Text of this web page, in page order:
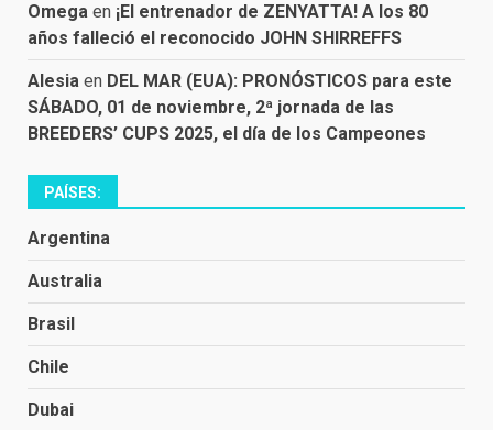
Omega en ¡El entrenador de ZENYATTA! A los 80
años falleció el reconocido JOHN SHIRREFFS
Alesia en DEL MAR (EUA): PRONÓSTICOS para este
SÁBADO, 01 de noviembre, 2ª jornada de las
BREEDERS’ CUPS 2025, el día de los Campeones
PAÍSES:
Argentina
Australia
Brasil
Chile
Dubai